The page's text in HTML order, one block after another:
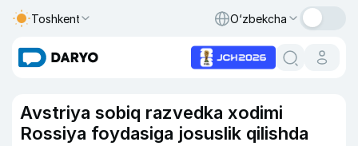
Toshkent O‘zbekcha
Avstriya sobiq razvedka xodimi
Rossiya foydasiga josuslik qilishda